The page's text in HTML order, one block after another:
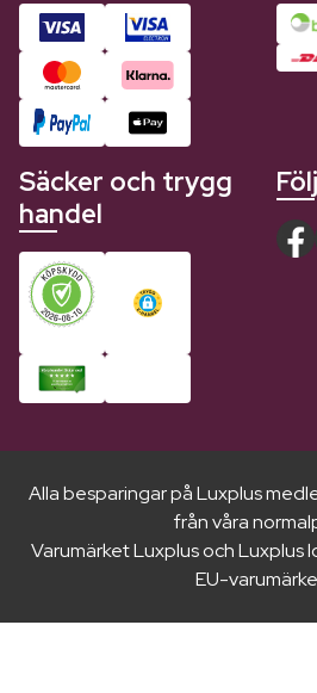
Säcker och trygg
handel
Alla besparingar på Luxplus
från våra
Varumärket Luxplus och Luxplus
EU-